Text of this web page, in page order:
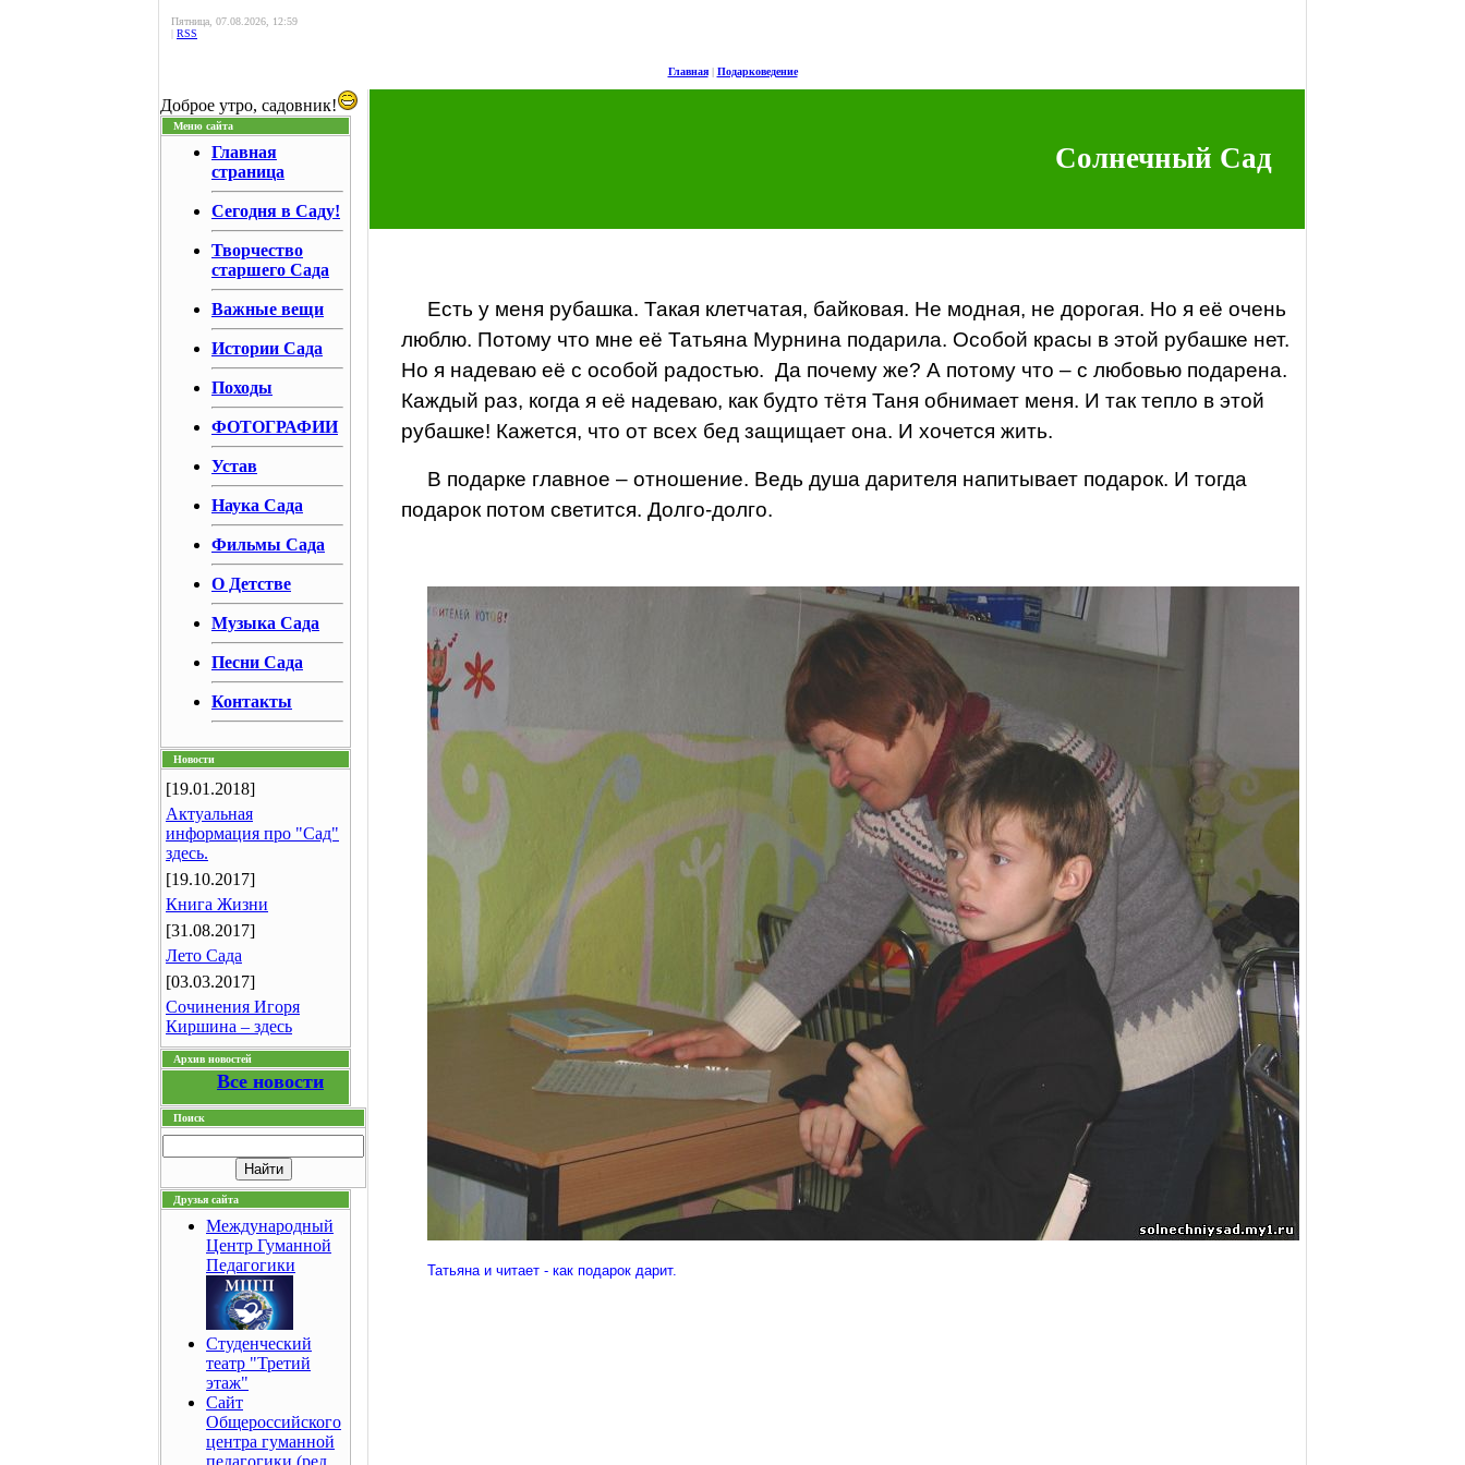
Пятница, 07.08.2026, 12:59
| RSS
Главная| Подарковедение
Доброе утро, садовник!
Меню сайта
Главная
страница
Сегодня в Саду!
Творчество
старшего Сада
Важные вещи
Истории Сада
Походы
ФОТОГРАФИИ
Устав
Наука Сада
Фильмы Сада
О Детстве
Музыка Сада
Песни Сада
Контакты
Новости
[19.01.2018]
Актуальная
информация про "Сад"
здесь.
[19.10.2017]
Книга Жизни
[31.08.2017]
Лето Сада
[03.03.2017]
Сочинения Игоря
Киршина – здесь
Архив новостей
Все новости
Поиск
Друзья сайта
Международный
Центр Гуманной
Педагогики
Студенческий
театр "Третий
этаж"
Сайт
Общероссийского
центра гуманной
педагогики (ред.
Солнечный Сад
Есть у меня рубашка. Такая клетчатая, байковая. Не модная, не дорогая. Но я её очень
люблю. Потому что мне её Татьяна Мурнина подарила. Особой красы в этой рубашке нет.
Но я надеваю её с особой радостью. Да почему же? А потому что – с любовью подарена.
Каждый раз, когда я её надеваю, как будто тётя Таня обнимает меня. И так тепло в этой
рубашке! Кажется, что от всех бед защищает она. И хочется жить.
В подарке главное – отношение. Ведь душа дарителя напитывает подарок. И тогда
подарок потом светится. Долго-долго.
Татьяна и читает - как подарок дарит.